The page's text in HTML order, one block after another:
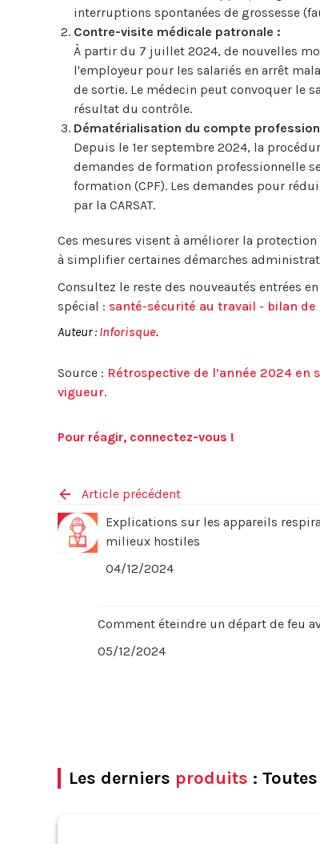
interruptions spontanées de grossesse
Contre-visite médicale patronale :
À partir du 7 juillet 2024, de nouvelles
l'employeur pour les salariés en arrêt
de sortie. Le médecin peut convoquer le
résultat du contrôle.
Dématérialisation du compte
Depuis le 1er septembre 2024, la
demandes de formation professionnelle
formation (CPF). Les demandes pour
par la CARSAT.
Ces mesures visent à améliorer la
à simplifier certaines démarches
Consultez le reste des nouveautés entrées
spécial : santé-sécurité au travail - bilan
Auteur : Inforisque.
Source : Rétrospective de l’année 2024
vigueur.
Pour réagir, connectez-vous !
Article précédent
Explications sur les appareils
milieux hostiles
04/12/2024
Comment éteindre un départ de feu
05/12/2024
Les derniers produits :